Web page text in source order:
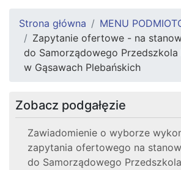
Strona główna MENU
Zapytanie ofertowe - na
do Samorządowego
w Gąsawach Plebańskich
Zobacz podgałęzie
Zawiadomienie o wyborze
zapytania ofertowego na
do Samorządowego Przedszkola